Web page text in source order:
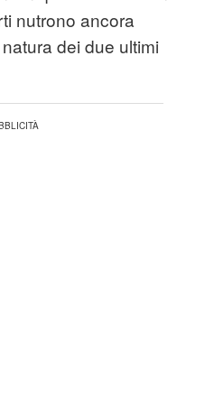
nutrono ancora
dei due ultimi